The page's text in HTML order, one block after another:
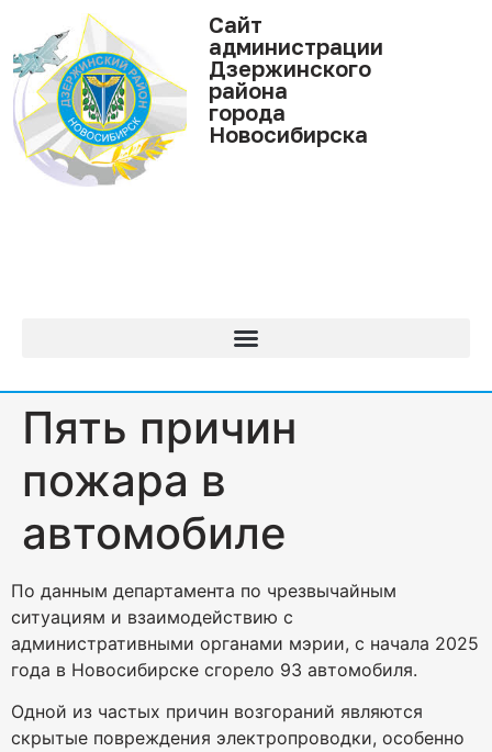
Cайт
администрации
Дзержинского
района
города
Новосибирска
Пять причин
пожара в
автомобиле
По данным департамента по чрезвычайным
ситуациям и взаимодействию с
административными органами мэрии, с начала 2025
года в Новосибирске сгорело 93 автомобиля.
Одной из частых причин возгораний являются
скрытые повреждения электропроводки, особенно